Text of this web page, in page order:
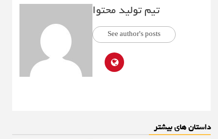
تیم تولید محتوا
See author's posts
داستان های بیشتر